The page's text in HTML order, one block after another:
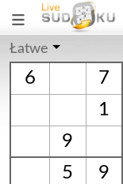
Łatwe
6 7
1
9
5
9